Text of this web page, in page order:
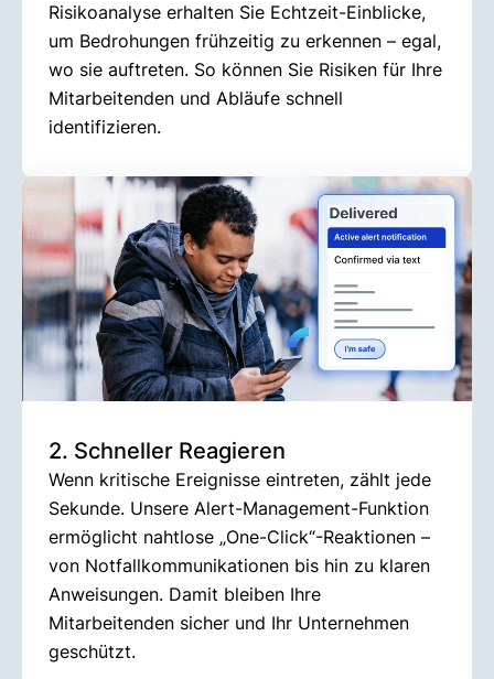
Risikoanalyse erhalten Sie Echtzeit-Einblicke,
um Bedrohungen frühzeitig zu erkennen – egal,
wo sie auftreten. So können Sie Risiken für Ihre
Mitarbeitenden und Abläufe schnell
identifizieren.
2. Schneller Reagieren
Wenn kritische Ereignisse eintreten, zählt jede
Sekunde. Unsere Alert-Management-Funktion
ermöglicht nahtlose „One-Click“-Reaktionen –
von Notfallkommunikationen bis hin zu klaren
Anweisungen. Damit bleiben Ihre
Mitarbeitenden sicher und Ihr Unternehmen
geschützt.